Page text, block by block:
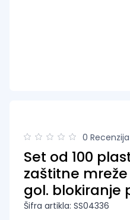
0 Recenzija
Set od 100
zaštitne
gol. blokiranje
Šifra artikla: SS04336